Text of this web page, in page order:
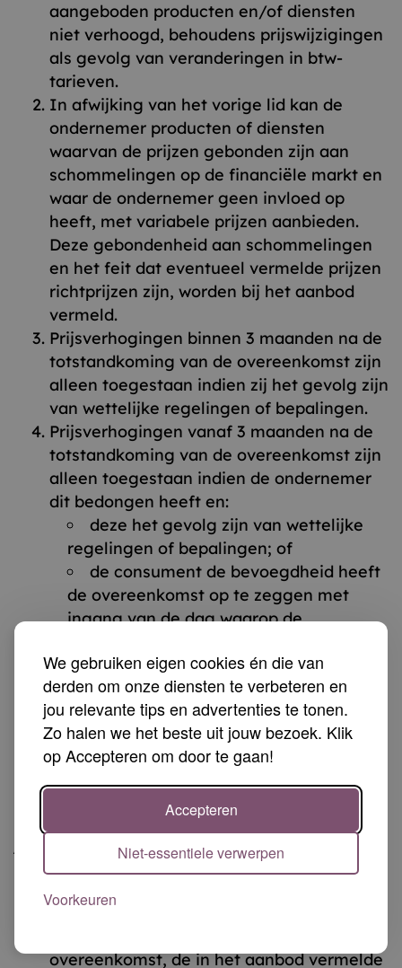
We gebruiken eigen cookies én die van
derden om onze diensten te verbeteren en
jou relevante tips en advertenties te tonen.
Zo halen we het beste uit jouw bezoek. Klik
op Accepteren om door te gaan!
Accepteren
Niet-essentiele verwerpen
Voorkeuren
aangeboden producten en/of diensten
niet verhoogd, behoudens prijswijzigingen
als gevolg van veranderingen in btw-
tarieven.
In afwijking van het vorige lid kan de
ondernemer producten of diensten
waarvan de prijzen gebonden zijn aan
schommelingen op de financiële markt en
waar de ondernemer geen invloed op
heeft, met variabele prijzen aanbieden.
Deze gebondenheid aan schommelingen
en het feit dat eventueel vermelde prijzen
richtprijzen zijn, worden bij het aanbod
vermeld.
Prijsverhogingen binnen 3 maanden na de
totstandkoming van de overeenkomst zijn
alleen toegestaan indien zij het gevolg zijn
van wettelijke regelingen of bepalingen.
Prijsverhogingen vanaf 3 maanden na de
totstandkoming van de overeenkomst zijn
alleen toegestaan indien de ondernemer
dit bedongen heeft en:
deze het gevolg zijn van wettelijke
regelingen of bepalingen; of
de consument de bevoegdheid heeft
de overeenkomst op te zeggen met
ingang van de dag waarop de
Alle prijzen zijn onder voorbehoud van
druk – en zetfouten. Voor de gevolgen van
druk – en zetfouten wordt geen
aansprakelijkheid aanvaard. Bij druk – en
zetfouten is de ondernemer niet verplicht
het product volgens de foutieve prijs te
Artikel 10 – Conformiteit en
Garantie
overeenkomst, de in het aanbod vermelde